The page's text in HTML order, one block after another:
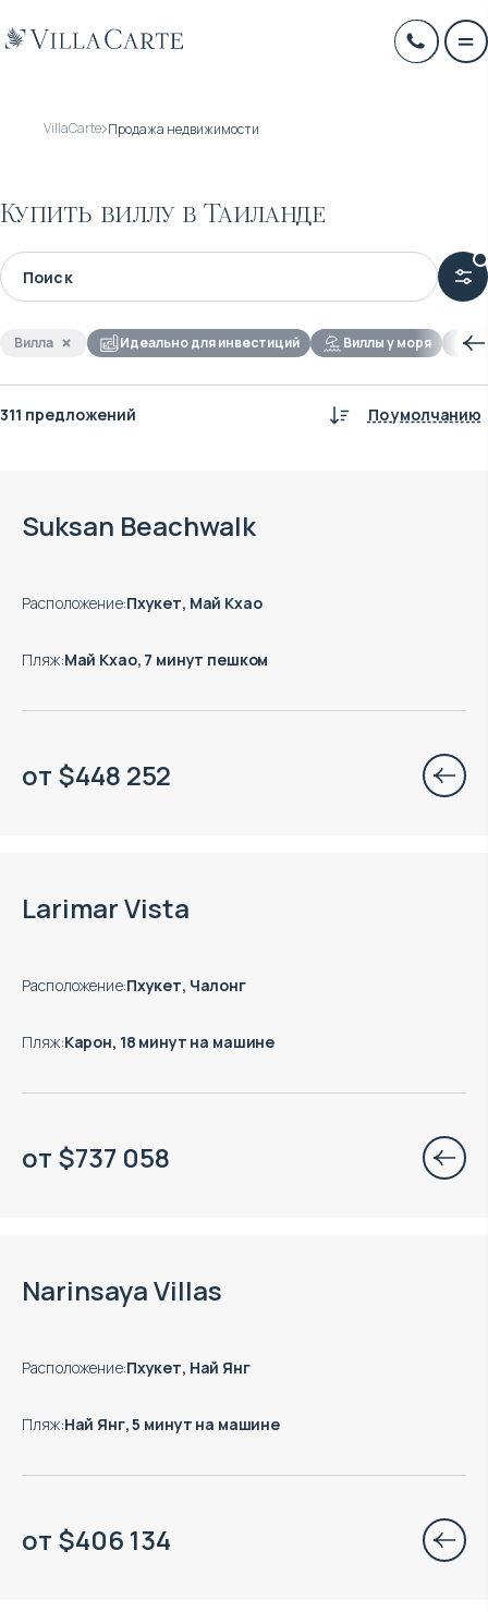
VillaCarte Продажа недвижимости
Купить виллу в Таиланде
Вилла Идеально для инвестиций Виллы у моря
311 предложений По умолчанию
Suksan Beachwalk
Расположение:Пхукет, Май Кхао
Пляж:Май Кхао, 7 минут пешком
от $448 252
Larimar Vista
Расположение:Пхукет, Чалонг
Пляж:Карон, 18 минут на машине
от $737 058
Narinsaya Villas
Расположение:Пхукет, Най Янг
Пляж:Най Янг, 5 минут на машине
от $406 134